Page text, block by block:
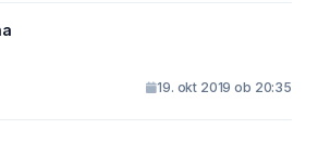
19. okt 2019 ob 20:35